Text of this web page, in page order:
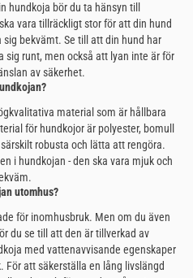
hundkoja bör du ta hänsyn till
vara tillräckligt stor för att din hund
bekvämt. Se till att din hund har
runt, men också att lyan inte är för
av säkerhet.
material som är hållbara
för hundkojor är polyester, bomull
robusta och lätta att rengöra.
i hundkojan - den ska vara mjuk och
utomhus?
för inomhusbruk. Men om du även
du se till att den är tillverkad av
med vattenavvisande egenskaper
att säkerställa en lång livslängd